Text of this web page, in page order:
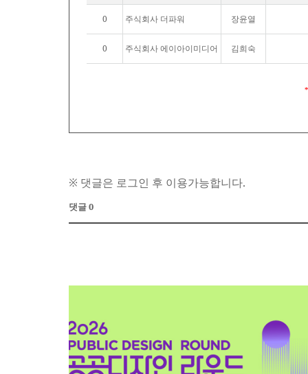
0 주식회사 더파워 장윤열
0 주식회사 에이아이미디어 김희숙
※ 댓글은 로그인 후 이용가능합니다.
댓글 0